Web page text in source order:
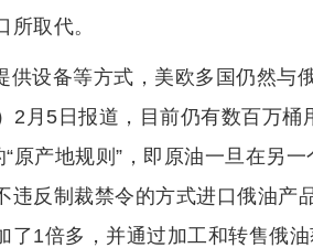
取代。
设备等方式，美欧多国仍然与
月5日报道，目前仍有数百万桶
原产地规则”，即原油一旦在另
反制裁禁令的方式进口俄油产
1倍多，并通过加工和转售俄油